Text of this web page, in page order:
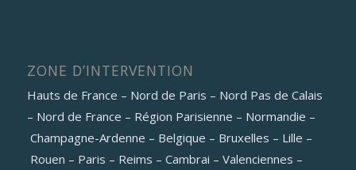
ZONE D’INTERVENTION
Hauts de France – Nord de Paris – Nord Pas de Calais
– Nord de France – Région Parisienne – Normandie –
Champagne-Ardenne – Belgique – Bruxelles – Lille –
Rouen – Paris – Reims – Cambrai – Valenciennes –